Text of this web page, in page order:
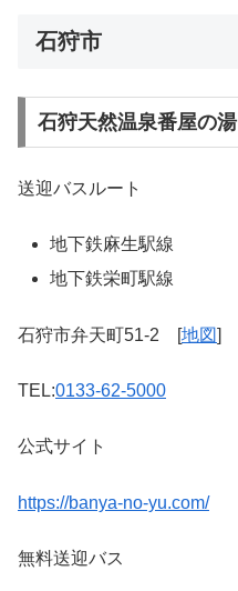
石狩市
石狩天然温泉番屋の湯
送迎バスルート
地下鉄麻生駅線
地下鉄栄町駅線
石狩市弁天町51-2 [地図]
TEL:0133-62-5000
公式サイト
https://banya-no-yu.com/
無料送迎バス